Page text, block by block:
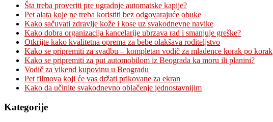
Šta treba proveriti pre ugradnje automatske kapije?
Pet alata koje ne treba koristiti bez odgovarajuće obuke
Kako sačuvati zdravlje kože i kose uz svakodnevne navike
Kako dobra organizacija kancelarije ubrzava rad i smanjuje greške?
Otkrijte kako kvalitetna oprema za bebe olakšava roditeljstvo
Kako se pripremiti za svadbu – kompletan vodič za mladence korak po korak
Kako se pripremiti za put automobilom iz Beograda ka moru ili planini?
Vodič za vikend kupovinu u Beogradu
Pet filmova koji će vas držati prikovane za ekran
Kako da učinite svakodnevno oblačenje jednostavnijim
Kategorije